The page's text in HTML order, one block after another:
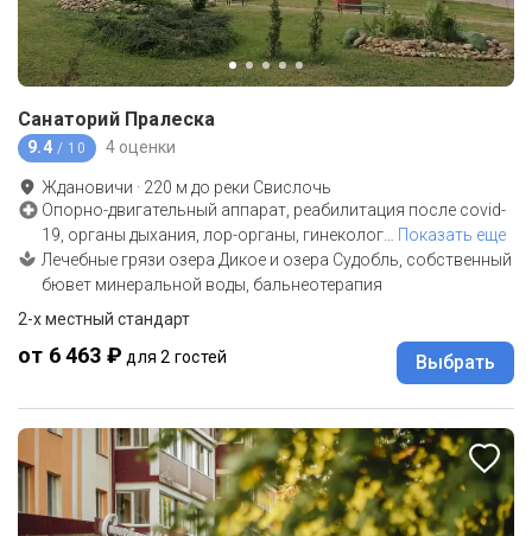
Санаторий Пралеска
9.4 / 10 4 оценки
Ждановичи · 220 м до реки Свислочь
Опорно-двигательный аппарат, реабилитация после covid-
19, органы дыхания, лор-органы, гинеколог
Показать еще
Лечебные грязи озера Дикое и озера Судобль, собственный
бювет минеральной воды, бальнеотерапия
2-x местный стандарт
от 6 463 ₽ для 2 гостей Выбрать